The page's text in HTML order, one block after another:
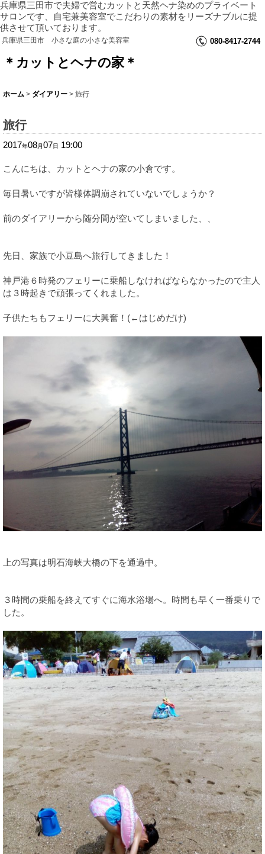
兵庫県三田市で夫婦で営むカットと天然ヘナ染めのプライベート
サロンです、自宅兼美容室でこだわりの素材をリーズナブルに提
供させて頂いております。
兵庫県三田市 小さな庭の小さな美容室 080-8417-2744
＊カットとヘナの家＊
ホーム > ダイアリー > 旅行
旅行
2017年08月07日 19:00
こんにちは、カットとヘナの家の小倉です。
毎日暑いですが皆様体調崩されていないでしょうか？
前のダイアリーから随分間が空いてしまいました、、
先日、家族で小豆島へ旅行してきました！
神戸港６時発のフェリーに乗船しなければならなかったので主人
は３時起きで頑張ってくれました。
子供たちもフェリーに大興奮！(←はじめだけ)
上の写真は明石海峡大橋の下を通過中。
３時間の乗船を終えてすぐに海水浴場へ。時間も早く一番乗りで
した。